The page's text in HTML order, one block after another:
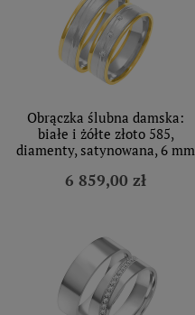
Obrączka ślubna damska:
białe i żółte złoto 585,
diamenty, satynowana, 6 mm
6 859,00 zł